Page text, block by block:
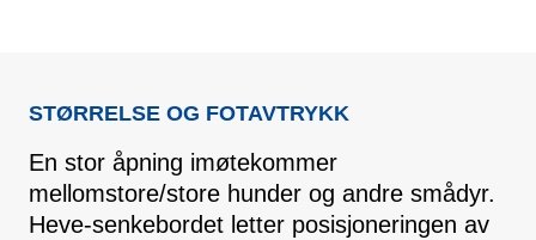
STØRRELSE OG FOTAVTRYKK
En stor åpning imøtekommer
mellomstore/store hunder og andre smådyr.
Heve-senkebordet letter posisjoneringen av